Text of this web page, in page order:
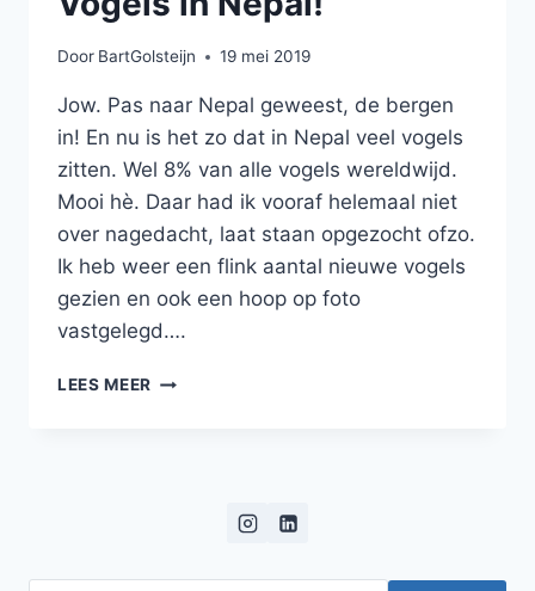
Door BartGolsteijn 19 mei 2019
Jow. Pas naar Nepal geweest, de bergen
in! En nu is het zo dat in Nepal veel vogels
zitten. Wel 8% van alle vogels wereldwijd.
Mooi hè. Daar had ik vooraf helemaal niet
over nagedacht, laat staan opgezocht ofzo.
Ik heb weer een flink aantal nieuwe vogels
gezien en ook een hoop op foto
vastgelegd….
LEES MEER VOGELS